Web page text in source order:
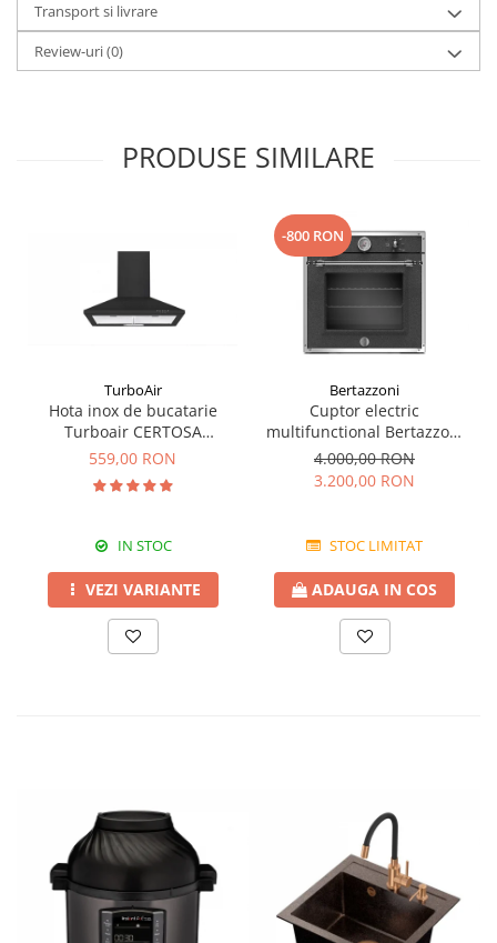
Transport si livrare
Review-uri(0)
PRODUSE SIMILARE
TurboAir
Hota inox de bucatarie
Turboair CERTOSA
AN/A/60/PB culoare neagra
559,00 RON
IN STOC
VEZI VARIANTE
-800 RON
Bertazzoni
Cuptor electric
multifunctional Bertazzoni
seria Heritage, 9 functii
4.000,00 RON
3.200,00 RON
STOC LIMITAT
ADAUGA IN COS